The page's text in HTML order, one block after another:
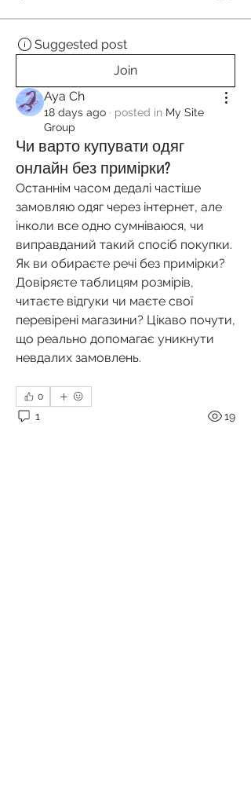
Suggested post
Join
Aya Ch
18 days ago · posted in My Site
Group
Чи варто купувати одяг
онлайн без примірки?
Останнім часом дедалі частіше
замовляю одяг через інтернет, але
інколи все одно сумніваюся, чи
виправданий такий спосіб покупки.
Як ви обираєте речі без примірки?
Довіряєте таблицям розмірів,
читаєте відгуки чи маєте свої
перевірені магазини? Цікаво почути,
що реально допомагає уникнути
невдалих замовлень.
0
1 19